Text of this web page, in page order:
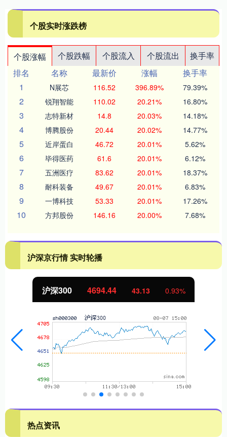
个股实时涨跌榜
个股涨幅 个股跌幅 个股流入 个股流出
换手率
排名
名称 最新价 涨幅
换手率
1
N展芯 116.52 396.89% 79.39%
2 锐翔智能 110.02 20.21% 16.80%
3 志特新材 14.8 20.03% 14.18%
4 博腾股份 20.44 20.02% 14.77%
5 近岸蛋白 46.72 20.01% 5.62%
6 毕得医药 61.6 20.01% 6.12%
7 五洲医疗 83.62 20.01% 18.37%
8 耐科装备 49.67 20.01% 6.83%
9 一博科技 53.33 20.01% 17.26%
10 方邦股份 146.16 20.00% 7.68%
沪深京行情 实时轮播
北证50 1134.24 11.37 1.01%
热点资讯